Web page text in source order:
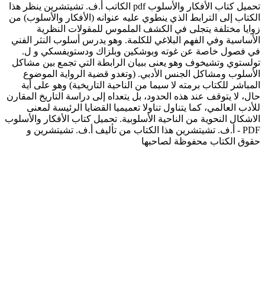
تحميل كتاب الأفكار والأسلوب pdf الكاتب أ.ف. تشيتشرين ينظر هذا
الكتاب إلى الترابط الذي ينطوي عليه عنوانه (الأفكار والأسلوب) من
زوايا مختلفة يتجلى في الكشف الملموس للمقولات النظرية
الأساسية وفي الفهم البلاغي للكلمة. وهو يدرس أسلوب النثر الفني
في فصول خاصة عن غوته وبوشكين وبلزاك ودستويفسكي و ل.
تولستوي وتشيخوف وهو يعنى ببيان الرابطة التي تجمع بين مشاكل
الأسلوب ومشاكل الجنس الأدبي. (وتغدو قضية الرواية الموضوع
المباشر للكتاب برمته لا سيما من الناحية التاريخية) وهو على أية
حال، لا يتوقف عند هذه الحدود، بل يتعداه إلى دراسة التاريخ المقارن
للأدب العالمي، كما يتناول تناولا تعميميا القضايا الرئيسة لمعنى
الاشكال النحوية من الناحية الأسلوبية. تحميل كتاب الأفكار والأسلوب
PDF - أ.ف. تشيتشرين هذا الكتاب من تأليف أ.ف. تشيتشرين و
حقوق الكتاب محفوظة لصاحبها